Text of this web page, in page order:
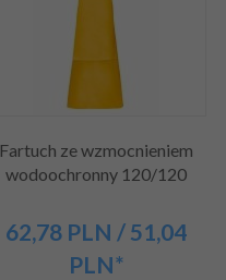
Fartuch ze wzmocnieniem
wodoochronny 120/120
62,78 PLN / 51,04
PLN*